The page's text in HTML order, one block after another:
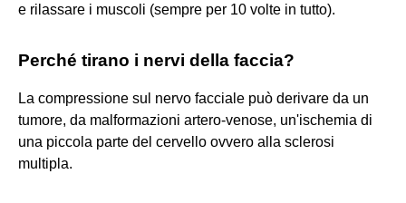
e rilassare i muscoli (sempre per 10 volte in tutto).
Perché tirano i nervi della faccia?
La compressione sul nervo facciale può derivare da un
tumore, da malformazioni artero-venose, un'ischemia di
una piccola parte del cervello ovvero alla sclerosi
multipla.